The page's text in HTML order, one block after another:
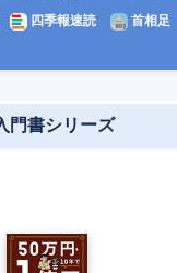
四季報速読 首相足
門書シリーズ